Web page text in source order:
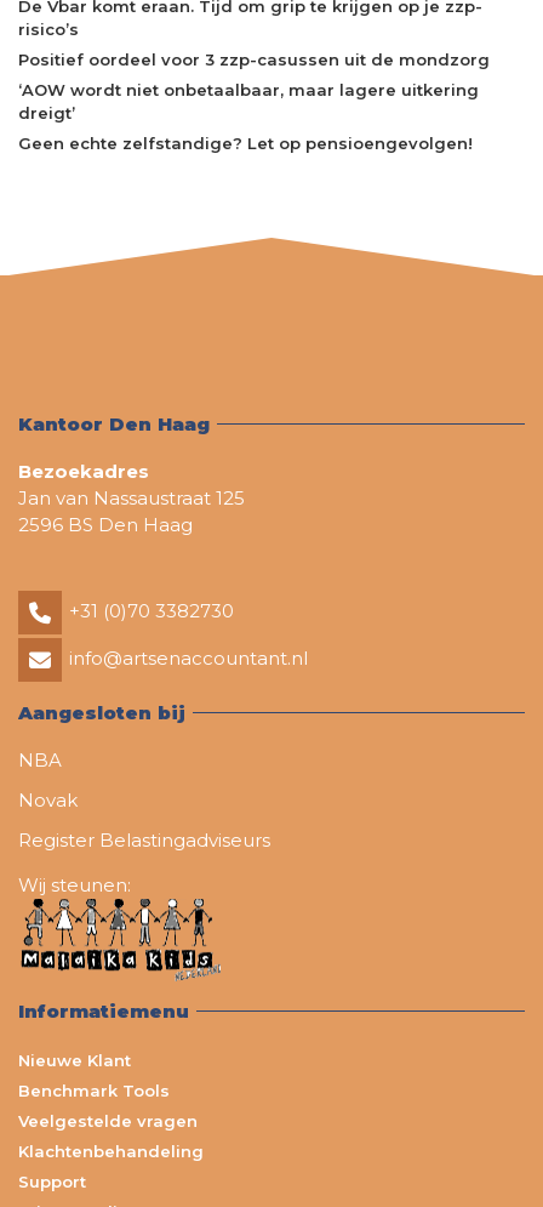
De Vbar komt eraan. Tijd om grip te krijgen op je zzp-
risico’s
Positief oordeel voor 3 zzp-casussen uit de mondzorg
‘AOW wordt niet onbetaalbaar, maar lagere uitkering
dreigt’
Geen echte zelfstandige? Let op pensioengevolgen!
Kantoor Den Haag
Bezoekadres
Jan van Nassaustraat 125
2596 BS Den Haag
+31 (0)70 3382730
info@artsenaccountant.nl
Aangesloten bij
NBA
Novak
Register Belastingadviseurs
Wij steunen:
Informatiemenu
Nieuwe Klant
Benchmark Tools
Veelgestelde vragen
Klachtenbehandeling
Support